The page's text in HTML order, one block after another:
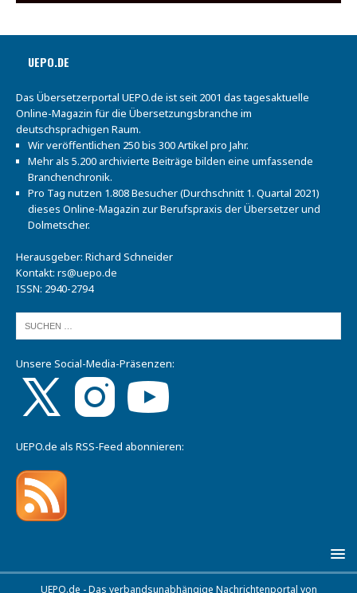
UEPO.DE
Das Übersetzerportal UEPO.de ist seit 2001 das tagesaktuelle
Online-Magazin für die Übersetzungsbranche im
deutschsprachigen Raum.
Wir veröffentlichen 250 bis 300 Artikel pro Jahr.
Mehr als 5.200 archivierte Beiträge bilden eine umfassende
Branchenchronik.
Pro Tag nutzen 1.808 Besucher (Durchschnitt 1. Quartal 2021)
dieses Online-Magazin zur Berufspraxis der Übersetzer und
Dolmetscher.
Herausgeber: Richard Schneider
Kontakt: rs@uepo.de
ISSN: 2940-2794
Unsere Social-Media-Präsenzen:
UEPO.de als RSS-Feed abonnieren:
UEPO.de - Das verbandsunabhängige Nachrichtenportal von